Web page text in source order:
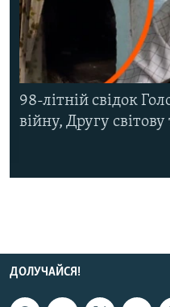
98-літній свідок
війну, Другу
ДОЛУЧАЙСЯ!